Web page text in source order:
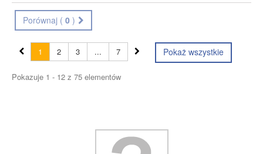
Porównaj ( 0 )
Pokaż wszystkie
1 2 3 ... 7
Pokazuje 1 - 12 z 75 elementów